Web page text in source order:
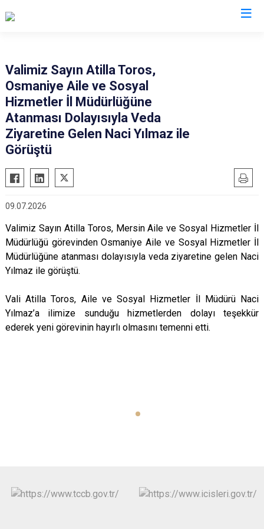
Valimiz Sayın Atilla Toros,
Osmaniye Aile ve Sosyal
Hizmetler İl Müdürlüğüne
Atanması Dolayısıyla Veda
Ziyaretine Gelen Naci Yılmaz ile
Görüştü
09.07.2026
Valimiz Sayın Atilla Toros, Mersin Aile ve Sosyal Hizmetler İl
Müdürlüğü görevinden Osmaniye Aile ve Sosyal Hizmetler İl
Müdürlüğüne atanması dolayısıyla veda ziyaretine gelen Naci
Yılmaz ile görüştü.
Vali Atilla Toros, Aile ve Sosyal Hizmetler İl Müdürü Naci
Yılmaz’a ilimize sunduğu hizmetlerden dolayı teşekkür
ederek yeni görevinin hayırlı olmasını temenni etti.